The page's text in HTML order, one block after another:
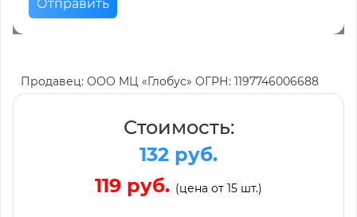
Отправить
Продавец: ООО МЦ «Глобус» ОГРН: 1197746006688
Стоимость:
132 руб.
119 руб. (цена от 15 шт.)